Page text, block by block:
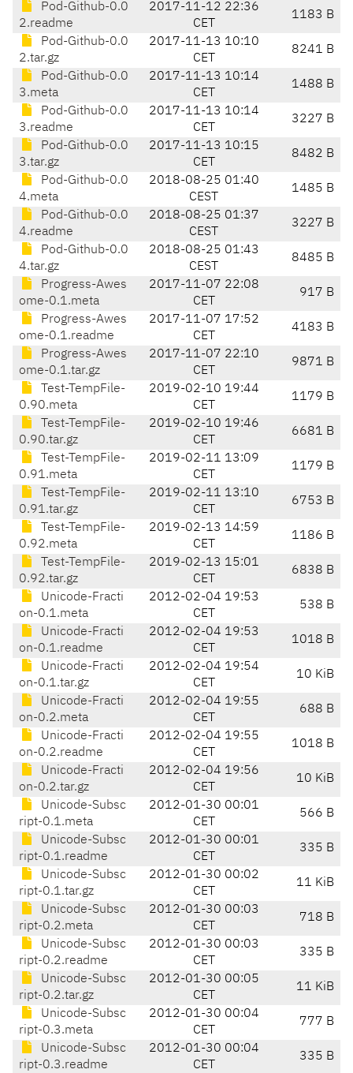
Pod-Github-0.0
2.readme
2017-11-12 22:36
CET
1183 B
Pod-Github-0.0
2.tar.gz
2017-11-13 10:10
CET
8241 B
Pod-Github-0.0
3.meta
2017-11-13 10:14
CET
1488 B
Pod-Github-0.0
3.readme
2017-11-13 10:14
CET
3227 B
Pod-Github-0.0
3.tar.gz
2017-11-13 10:15
CET
8482 B
Pod-Github-0.0
4.meta
2018-08-25 01:40
CEST
1485 B
Pod-Github-0.0
4.readme
2018-08-25 01:37
CEST
3227 B
Pod-Github-0.0
4.tar.gz
2018-08-25 01:43
CEST
8485 B
Progress-Awes
ome-0.1.meta
2017-11-07 22:08
CET
917 B
Progress-Awes
ome-0.1.readme
2017-11-07 17:52
CET
4183 B
Progress-Awes
ome-0.1.tar.gz
2017-11-07 22:10
CET
9871 B
Test-TempFile-
0.90.meta
2019-02-10 19:44
CET
1179 B
Test-TempFile-
0.90.tar.gz
2019-02-10 19:46
CET
6681 B
Test-TempFile-
0.91.meta
2019-02-11 13:09
CET
1179 B
Test-TempFile-
0.91.tar.gz
2019-02-11 13:10
CET
6753 B
Test-TempFile-
0.92.meta
2019-02-13 14:59
CET
1186 B
Test-TempFile-
0.92.tar.gz
2019-02-13 15:01
CET
6838 B
Unicode-Fracti
on-0.1.meta
2012-02-04 19:53
CET
538 B
Unicode-Fracti
on-0.1.readme
2012-02-04 19:53
CET
1018 B
Unicode-Fracti
on-0.1.tar.gz
2012-02-04 19:54
CET
10 KiB
Unicode-Fracti
on-0.2.meta
2012-02-04 19:55
CET
688 B
Unicode-Fracti
on-0.2.readme
2012-02-04 19:55
CET
1018 B
Unicode-Fracti
on-0.2.tar.gz
2012-02-04 19:56
CET
10 KiB
Unicode-Subsc
ript-0.1.meta
2012-01-30 00:01
CET
566 B
Unicode-Subsc
ript-0.1.readme
2012-01-30 00:01
CET
335 B
Unicode-Subsc
ript-0.1.tar.gz
2012-01-30 00:02
CET
11 KiB
Unicode-Subsc
ript-0.2.meta
2012-01-30 00:03
CET
718 B
Unicode-Subsc
ript-0.2.readme
2012-01-30 00:03
CET
335 B
Unicode-Subsc
ript-0.2.tar.gz
2012-01-30 00:05
CET
11 KiB
Unicode-Subsc
ript-0.3.meta
2012-01-30 00:04
CET
777 B
Unicode-Subsc
ript-0.3.readme
2012-01-30 00:04
CET
335 B